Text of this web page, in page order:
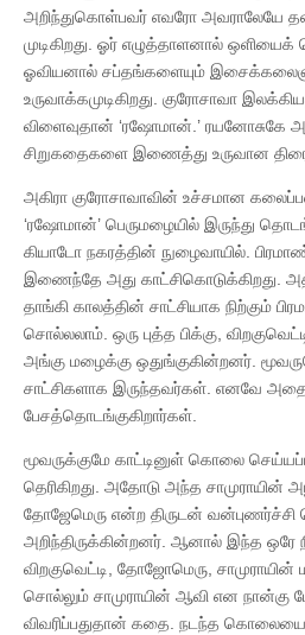
அறிந்துகொள்பவர் எவரோ அவராலேயே
முடிகிறது. ஓர் எழுத்தாளனால்
ஓவியனால் சப்தங்களையும்
உருவாக்கமுடிகிறது. குரோசாவா
விளைவுதான் ‘ரஷோமான்.’ ரயனோசுகே
சிறுகதைகளை இணைத்து உருவான
அகிரா குரோசாவாவின் உச்சமான
‘ரஷோமான்’ பெருமழையில் இருந்து
கியாடோ நகரத்தின் நுழைவாயில்.
இணைந்தே அது காட்சிகொடுக்கிறது.
தாங்கி காலத்தின் சாட்சியாக நிற்கும்
சொல்லலாம். ஒரு புத்த பிக்கு,
அங்கு மழைக்கு ஒதுங்குகின்றனர்.
சாட்சிகளாக இருந்தவர்கள். எனவே
பேசத்தொடங்குகிறார்கள்.
மூவருக்குமே காட்டினுள் கொலை
தெரிகிறது. அதோடு அந்த
தோஜேமெரு என்ற திருடன் வன்புணர்ச்சி
அறிந்திருக்கின்றனர். ஆனால் இந்த ஒரே
விறகுவெட்டி, தோஜோமெரு, சாமுராயின்
சொல்லும் சாமுராயின் ஆவி என நான்கு
விவரிப்பதுதான் கதை. நடந்த